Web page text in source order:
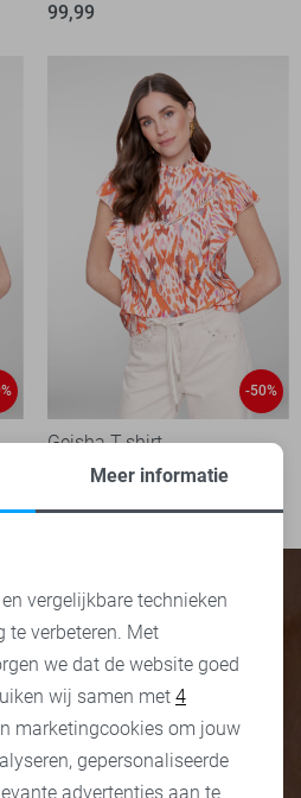
99,99
-50%
Geisha T-shirt
1
35,00 69,99
Meer informatie
vergelijkbare technieken
te verbeteren. Met
we dat de website goed
wij samen met 4
marketingcookies om jouw
gepersonaliseerde
advertenties aan te